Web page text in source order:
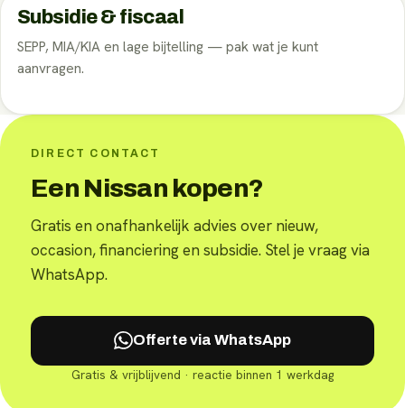
Subsidie & fiscaal
SEPP, MIA/KIA en lage bijtelling — pak wat je kunt
aanvragen.
DIRECT CONTACT
Een Nissan kopen?
Gratis en onafhankelijk advies over nieuw,
occasion, financiering en subsidie. Stel je vraag via
WhatsApp.
Offerte via WhatsApp
Gratis & vrijblijvend · reactie binnen 1 werkdag